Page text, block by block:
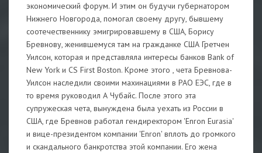
экономический форум. И этим он будучи губернатором
Нижнего Новгорода, помогал своему другу, бывшему
соотечественнику эмигрировавшему в США, Борису
Бревнову, женившемуся там на гражданке США Гретчен
Уилсон, которая и представляла интересы банков Bank of
New York и CS First Boston. Кроме этого , чета Бревнова-
Уилсон наследили своими махинациями в РАО ЕЭС, где в
то время руководил А Чубайс. После этого эта
супружеская чета, вынуждена была уехать из России в
США, где Бревнов работал гендиректором 'Enron Eurasia'
и вице-президентом компании 'Enron' вплоть до громкого
и скандального банкротства этой компании. Его жена